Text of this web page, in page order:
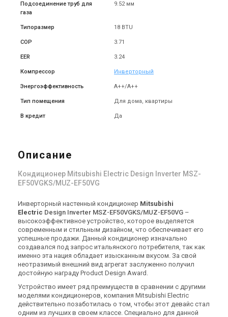
Mitsubishi Electric Design
Цена
Купить
Mitsubishi Electric Design
Цена
Купить
Подсоединение труб для
газа
9.52 мм
Типоразмер 18 BTU
СOP 3.71
EER 3.24
Компрессор Инверторный
Энергоэффективность А++/А++
Тип помещения Для дома, квартиры
В кредит Да
Описание
Кондиционер Mitsubishi Electric Design Inverter MSZ-
EF50VGKS/MUZ-EF50VG
Инверторный настенный кондиционер Mitsubishi
Electric Design Inverter MSZ-EF50VGKS/MUZ-EF50VG –
высокоэффективное устройство, которое выделяется
современным и стильным дизайном, что обеспечивает его
успешные продажи. Данный кондиционер изначально
создавался под запрос итальянского потребителя, так как
именно эта нация обладает изысканным вкусом. За свой
неотразимый внешний вид агрегат заслуженно получил
достойную награду Product Design Award.
Устройство имеет ряд преимуществ в сравнении с другими
моделями кондиционеров, компания Mitsubishi Electric
действительно позаботилась о том, чтобы этот девайс стал
одним из лучших в своем классе. Специально для данной